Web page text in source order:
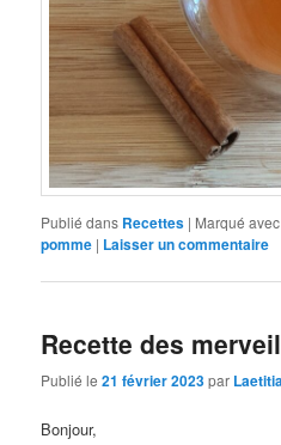
Publié dans Recettes | Marqué avec
pomme | Laisser un commentaire
Recette des
Publié le21 février 2023par
Bonjour,